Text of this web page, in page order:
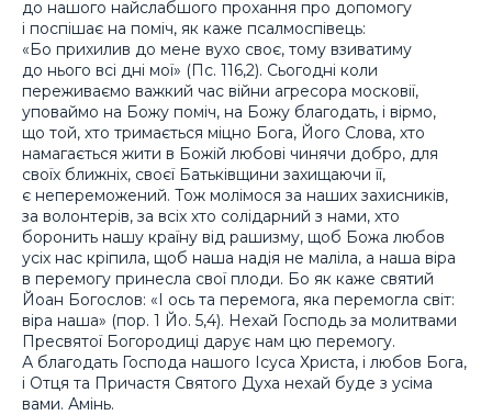
до нашого найслабшого прохання про допомогу
і поспішає на поміч, як каже псалмоспівець:
«Бо прихилив до мене вухо своє, тому взиватиму
до нього всі дні мої» (Пс. 116,2). Cьогодні коли
переживаємо важкий час війни агресора московії,
уповаймо на Божу поміч, на Божу благодать, і вірмо,
що той, хто тримається міцно Бога, Його Слова, хто
намагається жити в Божій любові чинячи добро, для
своїх ближніх, своєї Батьківщини захищаючи її,
є непереможений. Тож молімося за наших захисників,
за волонтерів, за всіх хто солідарний з нами, хто
боронить нашу країну від рашизму, щоб Божа любов
усіх нас кріпила, щоб наша надія не маліла, а наша віра
в перемогу принесла свої плоди. Бо як каже святий
Йоан Богослов: «І ось та перемога, яка перемогла світ:
віра наша» (пор. 1 Йо. 5,4). Нехай Господь за молитвами
Пресвятої Богородиці дарує нам цю перемогу.
А благодать Господа нашого Ісуса Христа, і любов Бога,
і Отця та Причастя Святого Духа нехай буде з усіма
вами. Амінь.